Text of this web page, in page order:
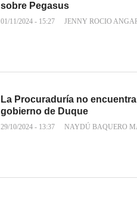
sobre Pegasus
01/11/2024 - 15:27 JENNY ROCIO
La Procuraduría no
gobierno de Duque
29/10/2024 - 13:37 NAYDÚ BAQUERO